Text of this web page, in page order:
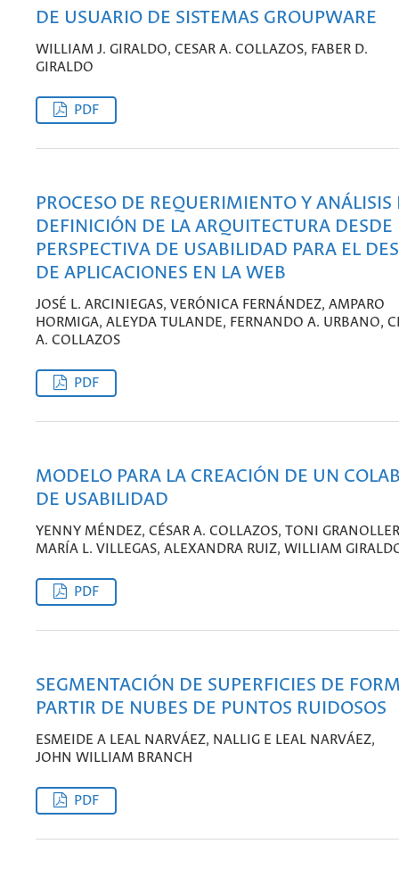
DE USUARIO DE SISTEMAS GROUPWARE
WILLIAM J. GIRALDO, CESAR A. COLLAZOS, FABER D.
GIRALDO
PDF
PROCESO DE REQUERIMIENTO Y ANÁLISIS
DEFINICIÓN DE LA ARQUITECTURA DESDE
PERSPECTIVA DE USABILIDAD PARA EL
DE APLICACIONES EN LA WEB
JOSÉ L. ARCINIEGAS, VERÓNICA FERNÁNDEZ, AMPARO
HORMIGA, ALEYDA TULANDE, FERNANDO A. URBANO,
A. COLLAZOS
PDF
MODELO PARA LA CREACIÓN DE UN
DE USABILIDAD
YENNY MÉNDEZ, CÉSAR A. COLLAZOS, TONI
MARÍA L. VILLEGAS, ALEXANDRA RUIZ, WILLIAM
PDF
SEGMENTACIÓN DE SUPERFICIES DE
PARTIR DE NUBES DE PUNTOS RUIDOSOS
ESMEIDE A LEAL NARVÁEZ, NALLIG E LEAL NARVÁEZ,
JOHN WILLIAM BRANCH
PDF